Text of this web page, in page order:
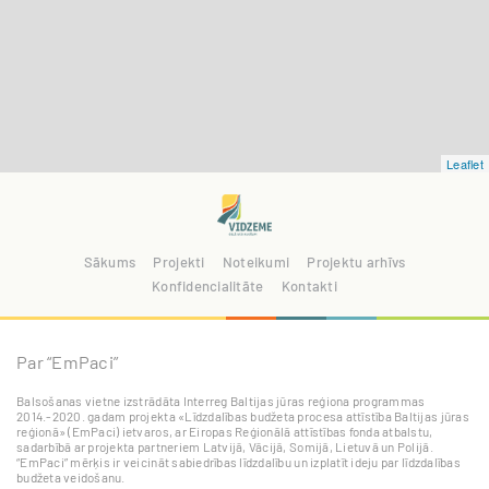
Leaflet
Sākums Projekti Noteikumi
Projektu arhīvs
Konfidencialitāte
Kontakti
Par “EmPaci”
Balsošanas vietne izstrādāta Interreg Baltijas jūras reģiona programmas
2014.-2020. gadam projekta «Līdzdalības budžeta procesa attīstība Baltijas jūras
reģionā» (EmPaci) ietvaros, ar Eiropas Reģionālā attīstības fonda atbalstu,
sadarbībā ar projekta partneriem Latvijā, Vācijā, Somijā, Lietuvā un Polijā.
“EmPaci” mērķis ir veicināt sabiedrības līdzdalību un izplatīt ideju par līdzdalības
budžeta veidošanu.